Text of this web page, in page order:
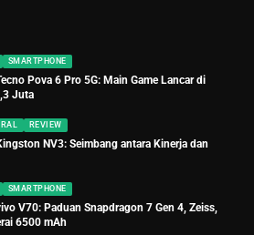
SMARTPHONE
Pova 6 Pro 5G: Main Game Lancar di
Juta
REVIEW
NV3: Seimbang antara Kinerja dan
SMARTPHONE
V70: Paduan Snapdragon 7 Gen 4, Zeiss,
6500 mAh